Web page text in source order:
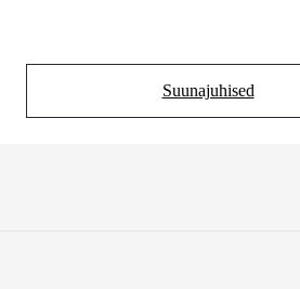
Suunajuhised
(Opens in